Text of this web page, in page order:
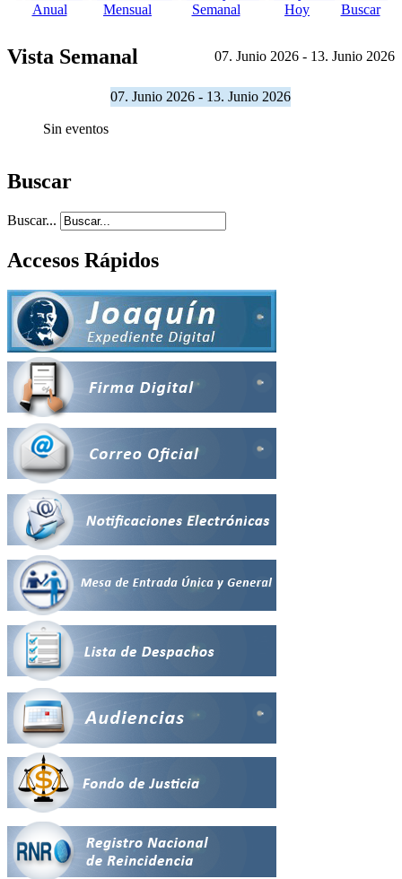
Anual Mensual Semanal Hoy Buscar
Vista Semanal 07. Junio 2026 - 13. Junio 2026
07. Junio 2026 - 13. Junio 2026
Sin eventos
Buscar
Buscar...
Accesos Rápidos